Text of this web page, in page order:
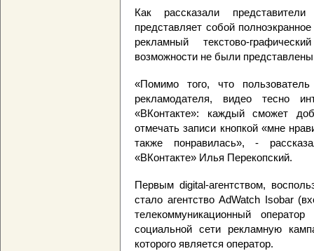
Как рассказали
представляет собой
рекламный текстово-
возможности не были
«Помимо того, что
рекламодателя, видео тесно
«ВКонтакте»: каждый сможет
отмечать записи кнопкой «мне
также понравилась», -
«ВКонтакте» Илья Перекопский.
Первым digital-агентством,
стало агентство AdWatch Isobar
телекоммуникационный
социальной сети рекламную
которого является оператор.